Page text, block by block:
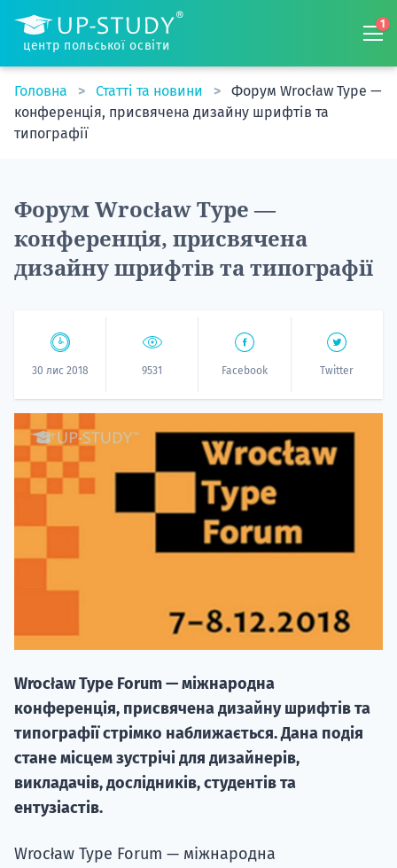
центр польської освіти
1
Головна Статті та новини
Форум Wrocław Type —
конференція, присвячена дизайну шрифтів та
типографії
Форум Wrocław Type —
конференція, присвячена
дизайну шрифтів та типографії
30 лис 2018 9531 Facebook Twitter
Wrocław Type Forum — міжнародна
конференція, присвячена дизайну шрифтів та
типографії стрімко наближається. Дана подія
стане місцем зустрічі для дизайнерів,
викладачів, дослідників, студентів та
ентузіастів.
Wrocław Type Forum — міжнародна
НАБІР